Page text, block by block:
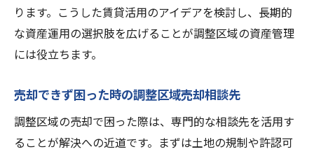
ります。こうした賃貸活用のアイデアを検討し、長期的
な資産運用の選択肢を広げることが調整区域の資産管理
には役立ちます。
売却できず困った時の調整区域売却相談先
調整区域の売却で困った際は、専門的な相談先を活用す
ることが解決への近道です。まずは土地の規制や許認可